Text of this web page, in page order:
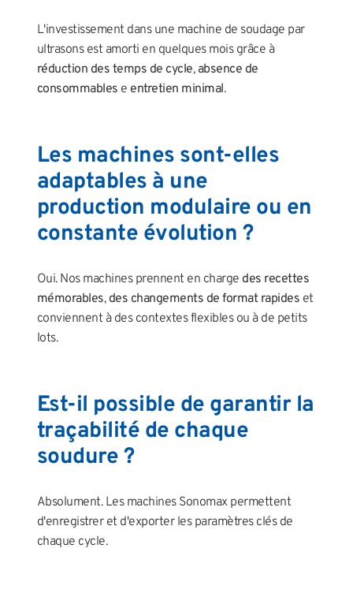
L'investissement dans une machine de soudage par
ultrasons est amorti en quelques mois grâce à
réduction des temps de cycle,absence de
consommables eentretien minimal.
Les machines sont-elles
adaptables à une
production modulaire ou en
constante évolution ?
Oui. Nos machines prennent en chargedes recettes
mémorables,des changements de format rapides et
conviennent à des contextes flexibles ou à de petits
lots.
Est-il possible de garantir la
traçabilité de chaque
soudure ?
Absolument. Les machines Sonomax permettent
d'enregistrer et d'exporter les paramètres clés de
chaque cycle.